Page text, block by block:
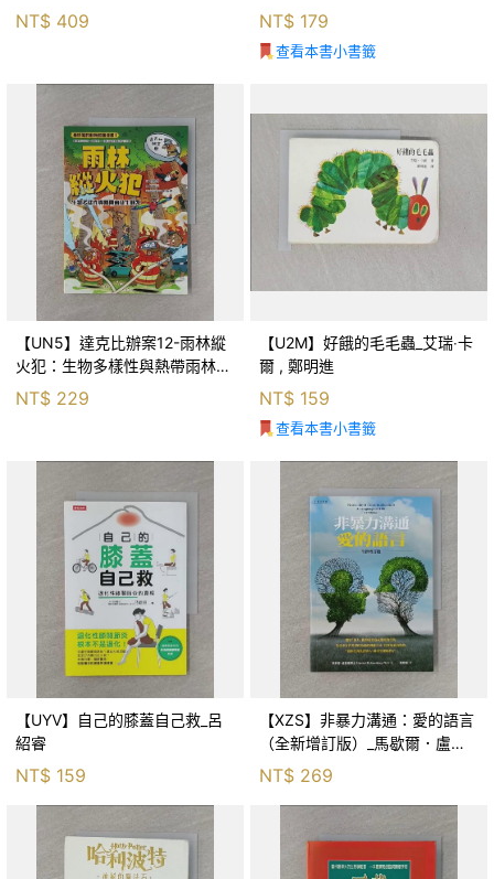
般人也能實踐。12條經絡、365
個穴位白話詳解，經之所過，病
NT$ 409 NT$ 179
查看本書小書籤
【UN5】達克比辦案12-雨林縱
火犯：生物多樣性與熱帶雨林生
態系_柯智元
NT$ 229
【U2M】好餓的毛毛蟲_艾瑞‧卡
爾 , 鄭明進
NT$ 159
查看本書小書籤
【UYV】自己的膝蓋自己救_呂
紹睿
NT$ 159
【XZS】非暴力溝通：愛的語言
（全新增訂版）_馬歇爾．盧森
堡, 蕭寶森
NT$ 269